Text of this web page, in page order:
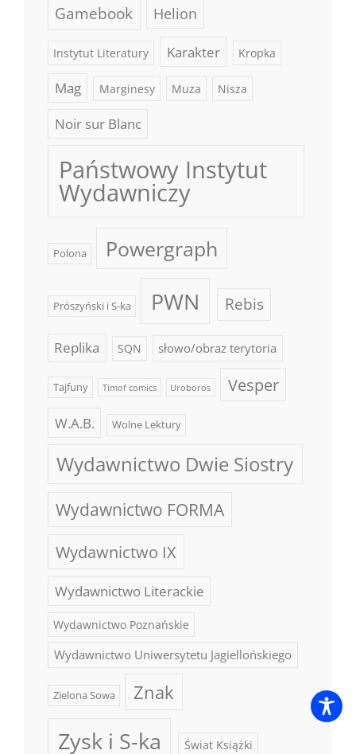
Gamebook Helion
Instytut Literatury Karakter Kropka
Mag Marginesy Muza Nisza
Noir sur Blanc
Państwowy Instytut
Wydawniczy
Polona Powergraph
Prószyński i S-ka PWN Rebis
Replika SQN słowo/obraz terytoria
Tajfuny Timof comics Uroboros Vesper
W.A.B. Wolne Lektury
Wydawnictwo Dwie Siostry
Wydawnictwo FORMA
Wydawnictwo IX
Wydawnictwo Literackie
Wydawnictwo Poznańskie
Wydawnictwo Uniwersytetu Jagiellońskiego
Zielona Sowa Znak
Zysk i S-ka Świat Książki